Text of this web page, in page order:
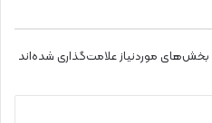
بخش‌های موردنیاز علامت‌گذاری شده‌اند